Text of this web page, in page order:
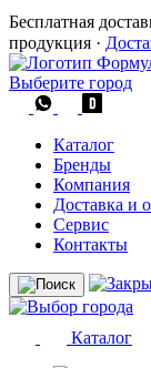
Бесплатная
продукция ·
Выберите город
Каталог
Бренды
Компания
Доставка и
Сервис
Контакты
Каталог